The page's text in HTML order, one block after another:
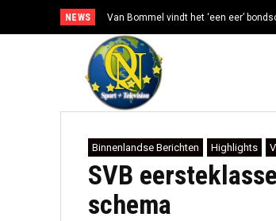
NEWS Van Bommel vindt het ‘een eer’
Binnenlandse Berichten Highlights
SVB
schema